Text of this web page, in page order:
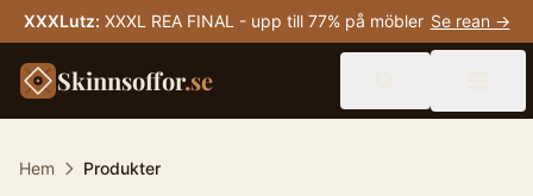
XXXLutz: XXXL REA FINAL - upp till 77% på möbler Se rean →
Skinnsoffor.se
Hem Produkter